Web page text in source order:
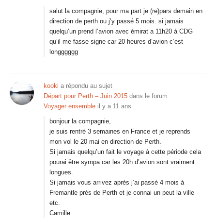
salut la compagnie, pour ma part je (re)pars demain en
direction de perth ou j’y passé 5 mois. si jamais
quelqu’un prend l’avion avec émirat a 11h20 à CDG
qu’il me fasse signe car 20 heures d’avion c’est
longggggg
kooki a répondu au sujet
Départ pour Perth – Juin 2015 dans le forum
Voyager ensemble il y a 11 ans
bonjour la compagnie,
je suis rentré 3 semaines en France et je reprends
mon vol le 20 mai en direction de Perth.
Si jamais quelqu’un fait le voyage à cette période cela
pourai être sympa car les 20h d’avion sont vraiment
longues.
Si jamais vous arrivez après j’ai passé 4 mois à
Fremantle près de Perth et je connai un peut la ville
etc.
Camille